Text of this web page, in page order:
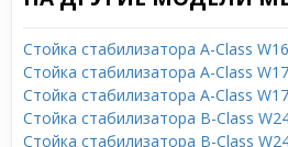
Стойка стабилизатора A-Class
Стойка стабилизатора A-Class
Стойка стабилизатора A-Class
Стойка стабилизатора B-Class
Стойка стабилизатора B-Class